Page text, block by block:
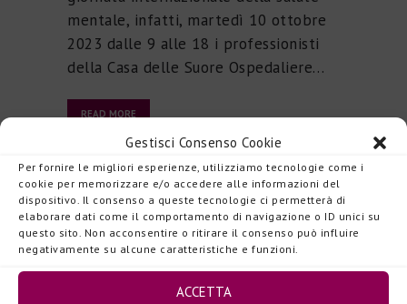
Gestisci Consenso Cookie
Per fornire le migliori esperienze, utilizziamo tecnologie come i
cookie per memorizzare e/o accedere alle informazioni del
dispositivo. Il consenso a queste tecnologie ci permetterà di
elaborare dati come il comportamento di navigazione o ID unici su
questo sito. Non acconsentire o ritirare il consenso può influire
negativamente su alcune caratteristiche e funzioni.
ACCETTA
mentale, infatti, martedì 10 ottobre
2023 dalle 9 alle 18 i professionisti
della Casa delle Suore Ospedaliere…
READ MORE
Cerca
Ricerca
per: